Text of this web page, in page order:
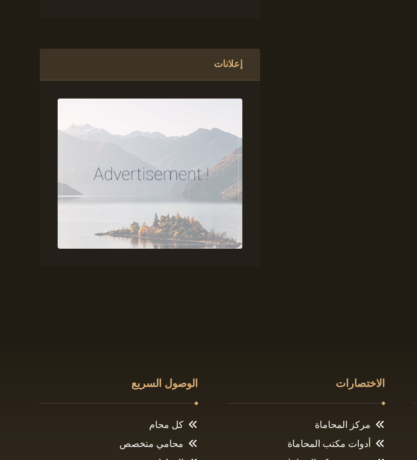
إعلانات
الاختصارات
مركز المحاماة
أدوات مكتب المحاماة
الوصول السريع
كل محام
محامي متخصص